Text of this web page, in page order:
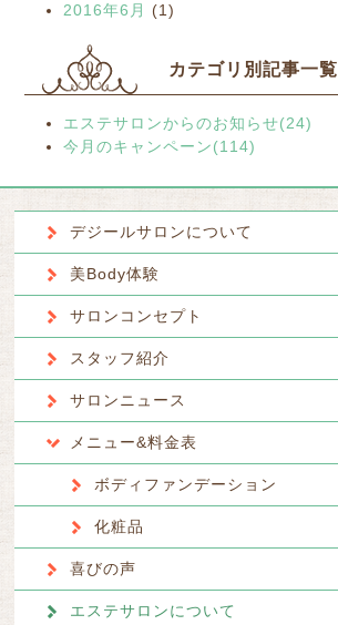
2016年6月
(1)
カテゴリ別記事一覧
エステサロンからのお知らせ(24)
今月のキャンペーン(114)
デジールサロンについて
美Body体験
サロンコンセプト
スタッフ紹介
サロンニュース
メニュー&料金表
ボディファンデーション
化粧品
喜びの声
エステサロンについて